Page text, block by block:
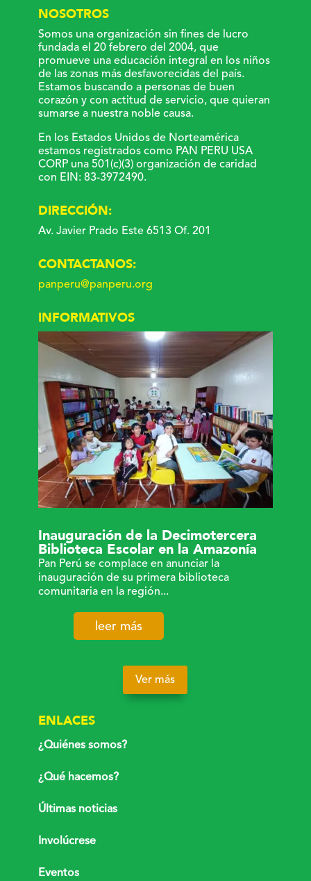
NOSOTROS
Somos una organización sin fines de lucro
fundada el 20 febrero del 2004, que
promueve una educación integral en los niños
de las zonas más desfavorecidas del país.
Estamos buscando a personas de buen
corazón y con actitud de servicio, que quieran
sumarse a nuestra noble causa.
En los Estados Unidos de Norteamérica
estamos registrados como PAN PERU USA
CORP una 501(c)(3) organización de caridad
con EIN: 83-3972490.
DIRECCIÓN:
Av. Javier Prado Este 6513 Of. 201
CONTACTANOS:
panperu@panperu.org
INFORMATIVOS
Inauguración de la Decimotercera
Biblioteca Escolar en la Amazonía
Pan Perú se complace en anunciar la
inauguración de su primera biblioteca
comunitaria en la región...
leer más
Ver más
ENLACES
¿Quiénes somos?
¿Qué hacemos?
Últimas noticias
Involúcrese
Eventos